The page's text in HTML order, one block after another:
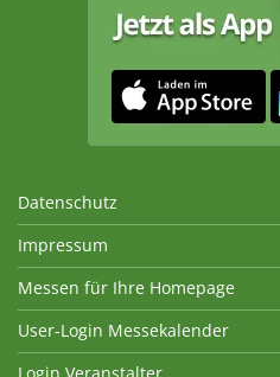
Datenschutz
Impressum
Messen für Ihre Homepage
User-Login Messekalender